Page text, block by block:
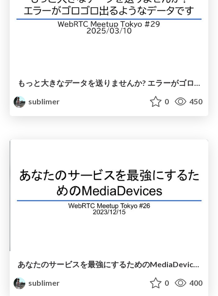
sublimer
0 450
あなたのサービスを最強にするためのMediaDevices
sublimer
0 400